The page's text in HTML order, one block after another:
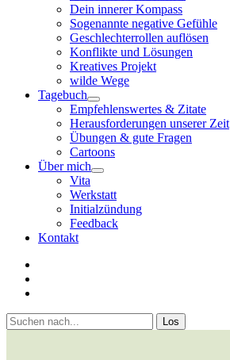
Dein innerer Kompass
Sogenannte negative Gefühle
Geschlechterrollen auflösen
Konflikte und Lösungen
Kreatives Projekt
wilde Wege
Tagebuch
open
menu
Empfehlenswertes & Zitate
Herausforderungen unserer Zeit
Übungen & gute Fragen
Cartoons
Über mich
open
Vita
Werkstatt
Initialzündung
Feedback
Kontakt
Sidebar
Suchen